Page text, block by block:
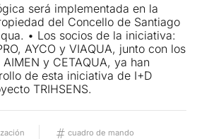
será implementada en la
del Concello de Santiago
• Los socios de la iniciativa:
AYCO y VIAQUA, junto con los
y CETAQUA, ya han
de esta iniciativa de I+D
TRIHSENS.
cuadro de mando